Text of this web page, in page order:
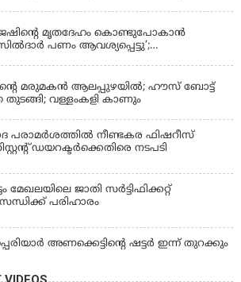
മൃതദേഹം കൊണ്ടുപോകാന്‍
പണം ആവശ്യപ്പെട്ടു’;
മരുമകന്‍ ആലപ്പുഴയില്‍; ഹൗസ് ബോട്ട്
തുടങ്ങി; വള്ളംകളി കാണും
പരാമര്‍ശത്തില്‍ നീണ്ടകര ഫിഷറീസ്
ഡയറക്ടര്‍ക്കെതിരെ നടപടി
മേഖലയിലെ ജാതി സര്‍ട്ടിഫിക്കറ്റ്
പരിഹാരം
അണക്കെട്ടിൻ്റെ ഷട്ടര്‍ ഇന്ന് തുറക്കും